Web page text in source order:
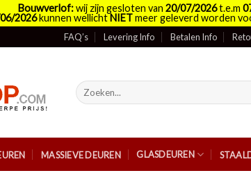
Bouwverlof:wij zijn gesloten van 20/07/2026t.e.m
2026kunnen wellichtNIETmeer geleverd worden
FAQ’s Levering Info Betalen Info
Zoeken
naar:
MASSIEVE DEUREN GLASDEUREN